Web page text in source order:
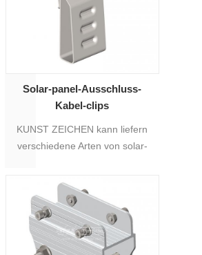
Solar-panel-Ausschluss-
Kabel-clips
KUNST ZEICHEN kann liefern
verschiedene Arten von solar-
PV-Kabel oder fest an der
schiene direkt.